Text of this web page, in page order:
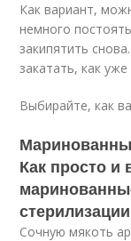
Как вариант,
немного
закипятить
закатать, как
Выбирайте, как
Как просто и
стерилизации
Сочную мякоть